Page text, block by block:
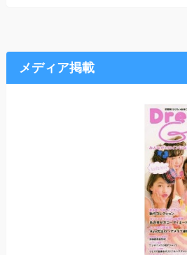
メディア掲載